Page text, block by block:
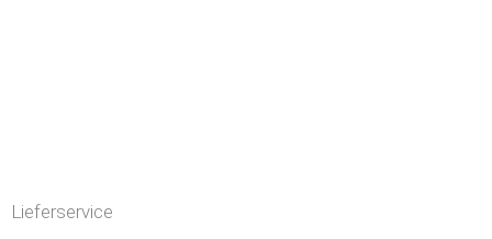
Lieferservice